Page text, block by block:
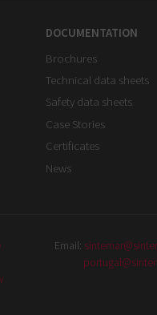
DOCUMENTATION
Brochures
Technical data sheets
Safety data sheets
Case Stories
Certificates
News
Email: